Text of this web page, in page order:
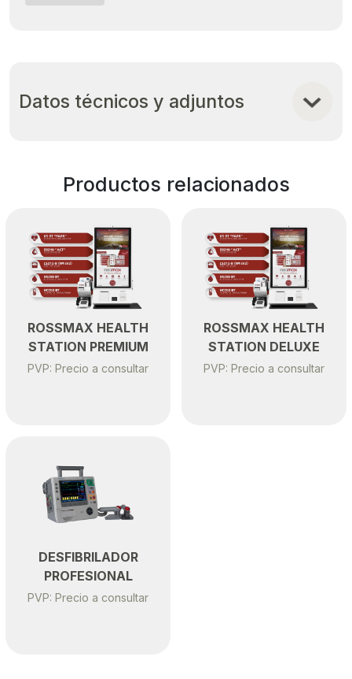
Datos técnicos y adjuntos
Productos relacionados
ROSSMAX HEALTH
STATION PREMIUM
PVP: Precio a consultar
ROSSMAX HEALTH
STATION DELUXE
PVP: Precio a consultar
DESFIBRILADOR
PROFESIONAL
PVP: Precio a consultar